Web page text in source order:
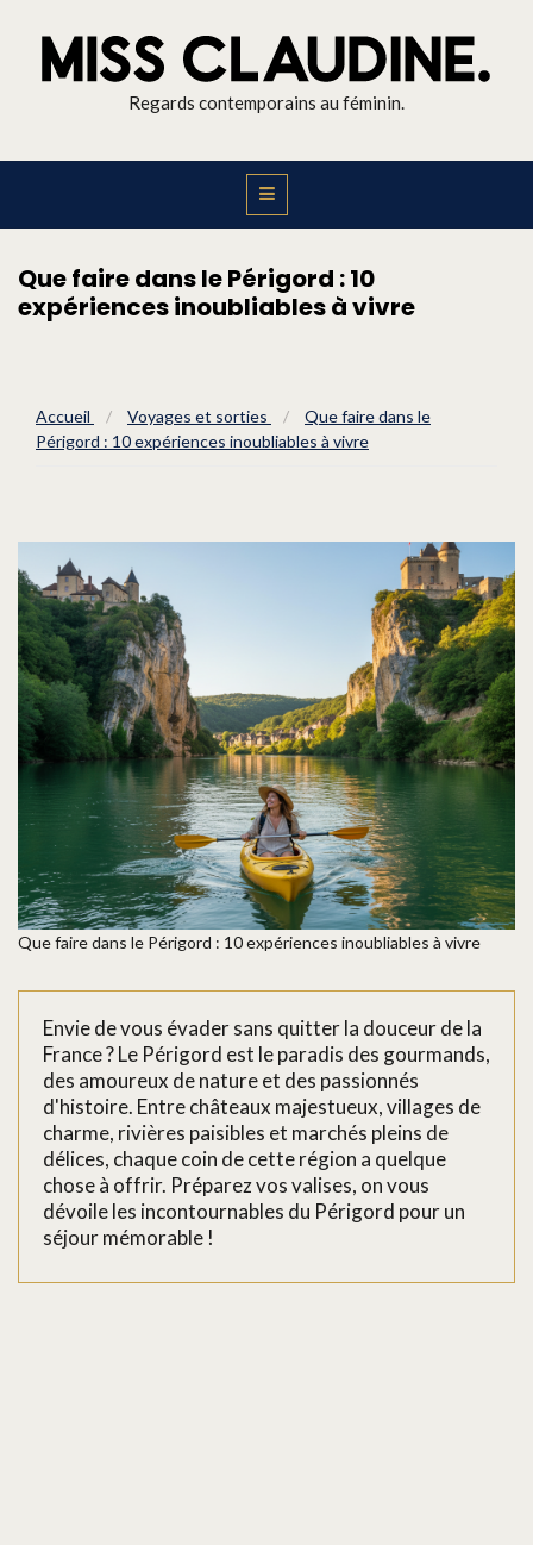
Regards contemporains au féminin.
Que faire dans le Périgord : 10
expériences inoubliables à vivre
Accueil / Voyages et sorties /
Que faire dans le
Périgord : 10 expériences inoubliables à vivre
Que faire dans le Périgord : 10 expériences inoubliables à vivre
Envie de vous évader sans quitter la douceur de la
France ? Le Périgord est le paradis des gourmands,
des amoureux de nature et des passionnés
d'histoire. Entre châteaux majestueux, villages de
charme, rivières paisibles et marchés pleins de
délices, chaque coin de cette région a quelque
chose à offrir. Préparez vos valises, on vous
dévoile les incontournables du Périgord pour un
séjour mémorable !